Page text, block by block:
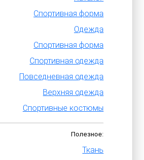
Спортивная форма
Одежда
Спортивная форма
Спортивная одежда
Повседневная одежда
Верхняя одежда
Спортивные костюмы
Полезное:
Ткань